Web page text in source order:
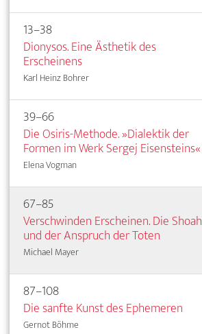
13–38
Dionysos. Eine Ästhetik des
Erscheinens
Karl Heinz Bohrer
39–66
Die Osiris-Methode. »Dialektik der
Formen im Werk Sergej Eisensteins«
Elena Vogman
67–85
Verschwinden Erscheinen. Die Shoah
und der Anspruch der Toten
Michael Mayer
87–108
Die sanfte Kunst des Ephemeren
Gernot Böhme